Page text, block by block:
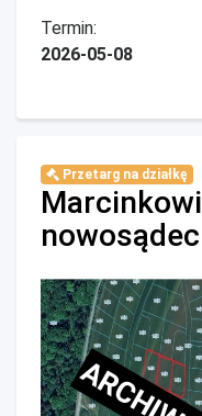
Termin:
2026-05-08
Przetarg na działkę